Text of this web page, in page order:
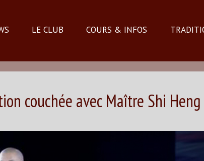
LE CLUB COURS & INFOS
couchée avec Maître Shi Heng